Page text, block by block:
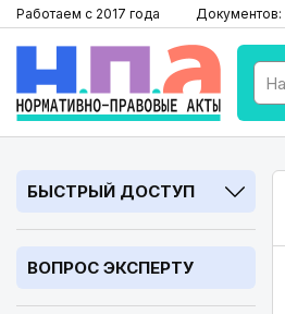
Работаем с 2017 года Документов:
БЫСТРЫЙ ДОСТУП
ВОПРОС ЭКСПЕРТУ